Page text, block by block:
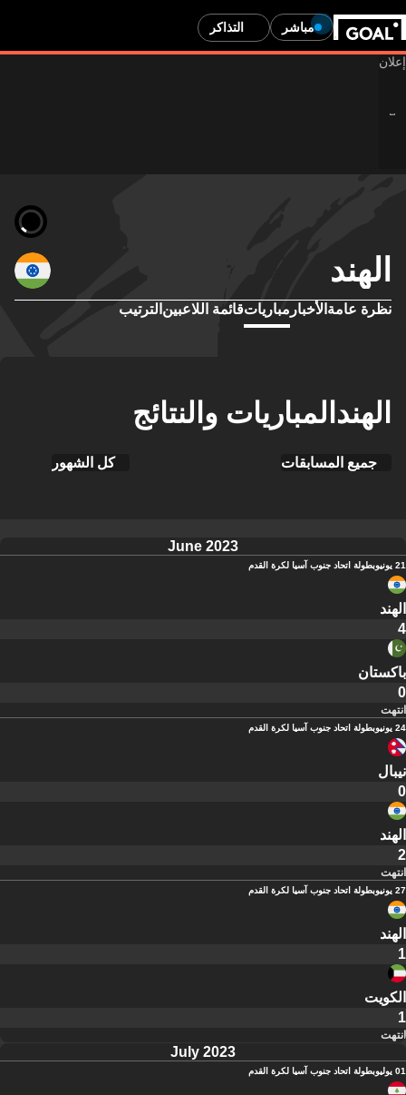
مباشر التذاكر
الهند
نظرة عامة الأخبار مبارياتقائمة اللاعبين الترتيب
الهندالمباريات والنتائج
جميع المسابقات كل الشهور
June 2023
21 يونيو بطولة اتحاد جنوب آسيا لكرة القدم
الهند
4
باكستان
0
انتهت
24 يونيو بطولة اتحاد جنوب آسيا لكرة القدم
نيبال
0
الهند
2
انتهت
27 يونيو بطولة اتحاد جنوب آسيا لكرة القدم
الهند
1
الكويت
1
انتهت
July 2023
01 يوليو بطولة اتحاد جنوب آسيا لكرة القدم